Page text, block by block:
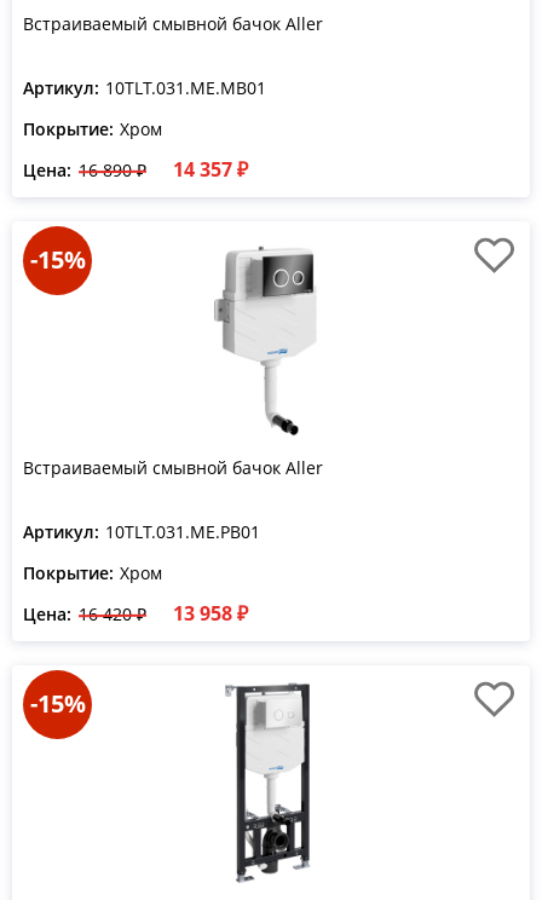
Встраиваемый смывной бачок Aller
Артикул: 10TLT.031.ME.MB01
Покрытие: Хром
Цена: 16 890 ₽ 14 357 ₽
-15%
Встраиваемый смывной бачок Aller
Артикул: 10TLT.031.ME.PB01
Покрытие: Хром
Цена: 16 420 ₽ 13 958 ₽
-15%